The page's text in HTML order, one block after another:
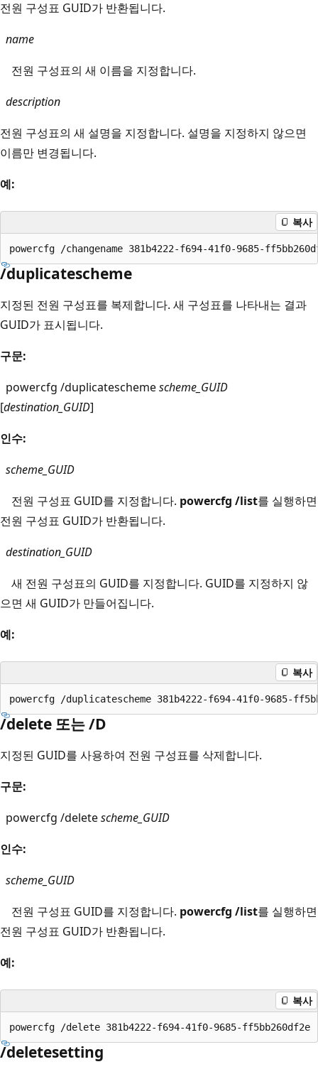
전원 구성표 GUID가 반환됩니다.
name
전원 구성표의 새 이름을 지정합니다.
description
전원 구성표의 새 설명을 지정합니다. 설명을 지정하지 않으면
이름만 변경됩니다.
예:
복사
/duplicatescheme
지정된 전원 구성표를 복제합니다. 새 구성표를 나타내는 결과
GUID가 표시됩니다.
구문:
powercfg /duplicateschemescheme_GUID
[destination_GUID]
인수:
scheme_GUID
전원 구성표 GUID를 지정합니다. powercfg /list를 실행하면
전원 구성표 GUID가 반환됩니다.
destination_GUID
새 전원 구성표의 GUID를 지정합니다. GUID를 지정하지 않
으면 새 GUID가 만들어집니다.
예:
복사
/delete 또는 /D
지정된 GUID를 사용하여 전원 구성표를 삭제합니다.
구문:
powercfg /deletescheme_GUID
인수:
scheme_GUID
전원 구성표 GUID를 지정합니다. powercfg /list를 실행하면
전원 구성표 GUID가 반환됩니다.
예:
복사
/deletesetting